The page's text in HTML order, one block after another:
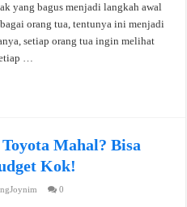
yang bagus menjadi langkah awal
orang tua, tentunya ini menjadi
setiap orang tua ingin melihat
…
Mahal? Bisa
Kok!
0